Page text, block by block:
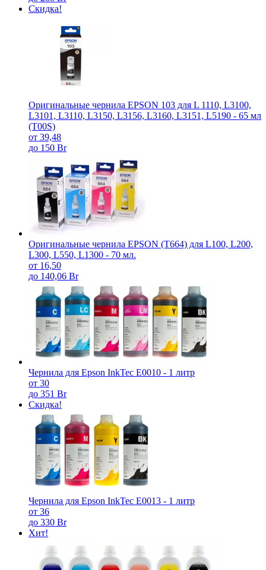
Скидка!
Оригинальные чернила EPSON 103 для L 1110, L3100,
L3101, L3110, L3150, L3156, L3160, L3151, L5190 - 65 мл
(T00S)
от 39,48
до 150 Br
Оригинальные чернила EPSON (T664) для L100, L200,
L300, L550, L1300 - 70 мл.
от 16,50
до 140,06 Br
Чернила для Epson InkTec E0010 - 1 литр
от 30
до 351 Br
Скидка!
Чернила для Epson InkTec E0013 - 1 литр
от 36
до 330 Br
Хит!